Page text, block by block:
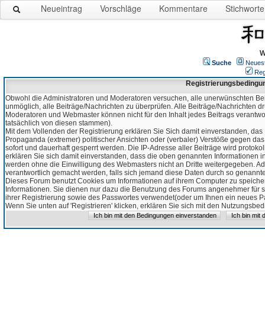
Neueintrag Vorschläge Kommentare Stichworte
Suche
Obwohl die Administratoren und Moderatoren versuchen, alle unerwünschten
unmöglich, alle Beiträge/Nachrichten zu überprüfen. Alle Beiträge/Nachrichten
Moderatoren und Webmaster können nicht für den Inhalt jedes Beitrags
tatsächlich von diesen stammen).
Mit dem Vollenden der Registrierung erklären Sie Sich damit einverstanden,
Propaganda (extremer) politischer Ansichten oder (verbaler) Verstöße gegen
sofort und dauerhaft gesperrt werden. Die IP-Adresse aller Beiträge wird
erklären Sie sich damit einverstanden, dass die oben genannten Informationen
werden ohne die Einwilligung des Webmasters nicht an Dritte weitergegeben.
verantwortlich gemacht werden, falls sich jemand diese Daten durch so
Dieses Forum benutzt Cookies um Informationen auf ihrem Computer zu
Informationen. Sie dienen nur dazu die Benutzung des Forums angenehmer
ihrer Registrierung sowie des Passwortes verwendet(oder um Ihnen ein neues
Wenn Sie unten auf 'Registrieren' klicken, erklären Sie sich mit den